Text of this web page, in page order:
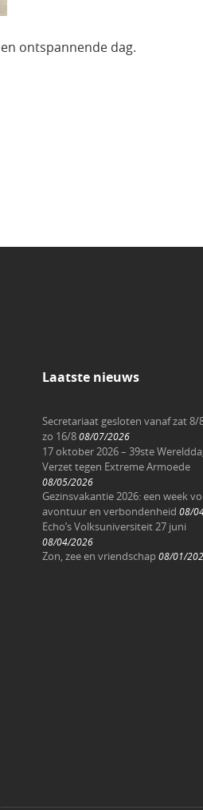
ontspannende dag.
Laatste nieuws
Secretariaat gesloten vanaf zat 8/
zo 16/8 08/07/2026
17 oktober 2026 – 39ste
Verzet tegen Extreme Armoede
08/05/2026
Gezinsvakantie 2026: een week vol
avontuur en verbondenheid 08/
Echo’s Volksuniversiteit 27 juni
08/04/2026
Zon, zee en vriendschap 08/01/